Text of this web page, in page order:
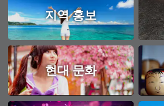
지역 홍보
현대 문화